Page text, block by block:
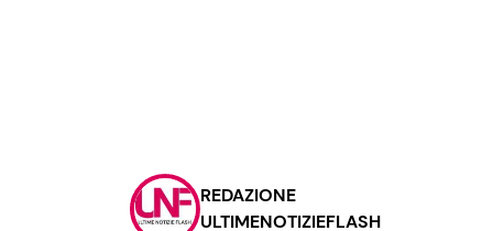
Contattaci
Pubblicità
REDAZIONE
ULTIMENOTIZIEFLASH